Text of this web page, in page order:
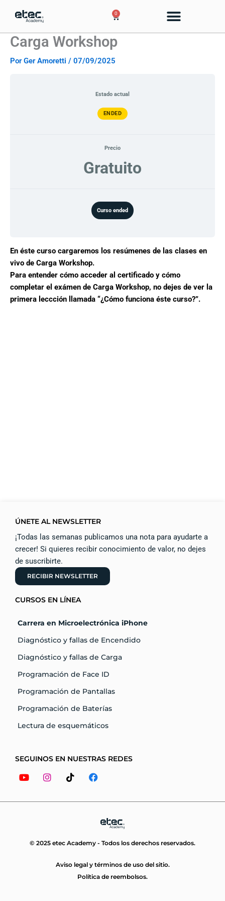
0
Cart
Carga Workshop
PorGer Amoretti / 07/09/2025
Estado actual
ENDED
Precio
Gratuito
Curso ended
En éste curso cargaremos los resúmenes de las clases en
vivo de Carga Workshop.
Para entender cómo acceder al certificado y cómo
completar el exámen de Carga Workshop, no dejes de ver la
primera leccción llamada “¿Cómo funciona éste curso?”.
ÚNETE AL NEWSLETTER
¡Todas las semanas publicamos una nota para ayudarte a
crecer! Si quieres recibir conocimiento de valor, no dejes
de suscribirte.
RECIBIR NEWSLETTER
CURSOS EN LÍNEA
Carrera en Microelectrónica iPhone
Diagnóstico y fallas de Encendido
Diagnóstico y fallas de Carga
Programación de Face ID
Programación de Pantallas
Programación de Baterías
Lectura de esquemáticos
SEGUINOS EN NUESTRAS REDES
YoutubeInstagramTiktokFacebook
© 2025 etec Academy - Todos los derechos reservados.
Aviso legal y términos de uso del sitio.
Política de reembolsos.